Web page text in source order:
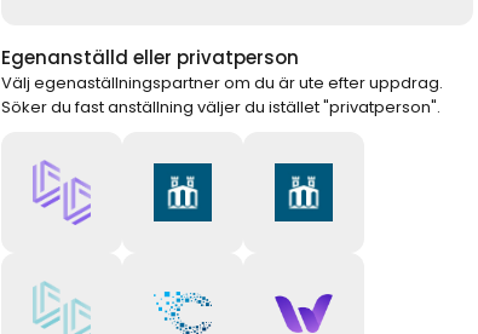
Egenanställd eller privatperson
Välj egenaställningspartner om du är ute efter uppdrag.
Söker du fast anställning väljer du istället "privatperson".